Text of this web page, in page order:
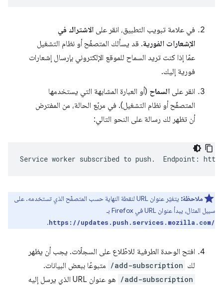
في علامة تبويب التطبيق، انقر على الاشتراك في
الإشعارات الفورية. قد يسألك المتصفّح أو نظام التشغيل
عمّا إذا كنت تريد السماح للموقع الإلكتروني بإرسال إشعارات
فورية إليك.
انقر على السماح (أو العبارة المشابهة التي يستخدمها
المتصفّح أو نظام التشغيل). في مربّع الحالة، من المفترض
أن تظهر لك رسالة على النحو التالي:
ملاحظة:
يتغيّر عنوان URL لنقطة النهاية حسب المتصفّح الذي تستخدمه. على
سبيل المثال، يبدأ عنوان URL في Firefox بـ
https://updates.push.services.mozilla.com/
.
افتح الوحدة الطرفية للاطّلاع على السجلّات. يجب أن يظهر
لك /add-subscription متبوعًا ببعض البيانات.
/add-subscription
هو عنوان URL الذي يرسل إليه